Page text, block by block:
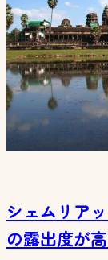
シェムリア
の露出度が